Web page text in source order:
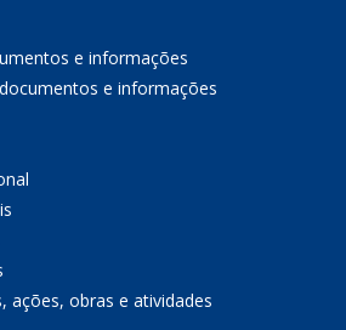
e informações
e informações
ações, obras e atividades